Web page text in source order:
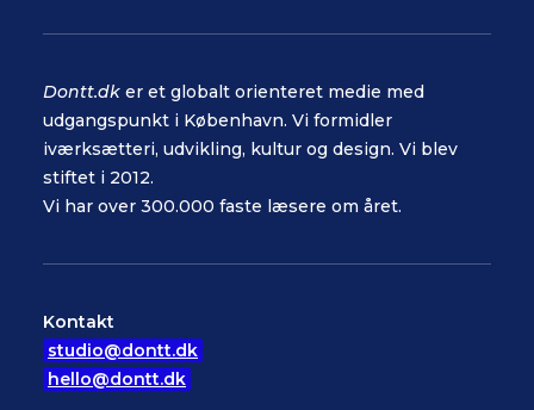
Dontt.dk er et globalt orienteret medie med
udgangspunkt i København. Vi formidler
iværksætteri, udvikling, kultur og design. Vi blev
stiftet i 2012.
Vi har over 300.000 faste læsere om året.
Kontakt
studio@dontt.dk
hello@dontt.dk